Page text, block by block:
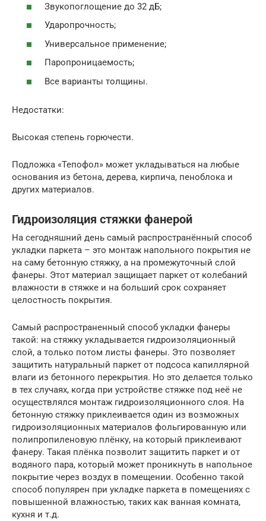
Звукопоглощение до 32 дБ;
Ударопрочность;
Универсальное применение;
Паропроницаемость;
Все варианты толщины.
Недостатки:
Высокая степень горючести.
Подложка «Тепофол» может укладываться на любые
основания из бетона, дерева, кирпича, пеноблока и
других материалов.
Гидроизоляция стяжки фанерой
На сегодняшний день самый распространённый способ
укладки паркета – это монтаж напольного покрытия не
на саму бетонную стяжку, а на промежуточный слой
фанеры. Этот материал защищает паркет от колебаний
влажности в стяжке и на больший срок сохраняет
целостность покрытия.
Самый распространенный способ укладки фанеры
такой: на стяжку укладывается гидроизоляционный
слой, а только потом листы фанеры. Это позволяет
защитить натуральный паркет от подсоса капиллярной
влаги из бетонного перекрытия. Но это делается только
в тех случаях, когда при устройстве стяжке под неё не
осуществлялся монтаж гидроизоляционного слоя. На
бетонную стяжку приклеивается один из возможных
гидроизоляционных материалов фольгированную или
полипропиленовую плёнку, на который приклеивают
фанеру. Такая плёнка позволит защитить паркет и от
водяного пара, который может проникнуть в напольное
покрытие через воздух в помещении. Особенно такой
способ популярен при укладке паркета в помещениях с
повышенной влажностью, таких как ванная комната,
кухня и т.д.